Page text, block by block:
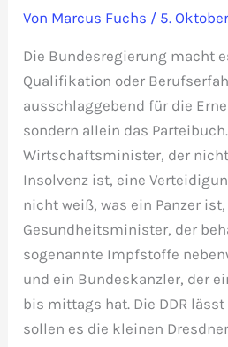
Von Marcus Fuchs / 5.
Die Bundesregierung macht
Qualifikation oder
ausschlaggebend für die
sondern allein das
Wirtschaftsminister, der
Insolvenz ist, eine
nicht weiß, was ein Panzer
Gesundheitsminister, der
sogenannte Impfstoffe
und ein Bundeskanzler, der
bis mittags hat. Die DDR
sollen es die kleinen